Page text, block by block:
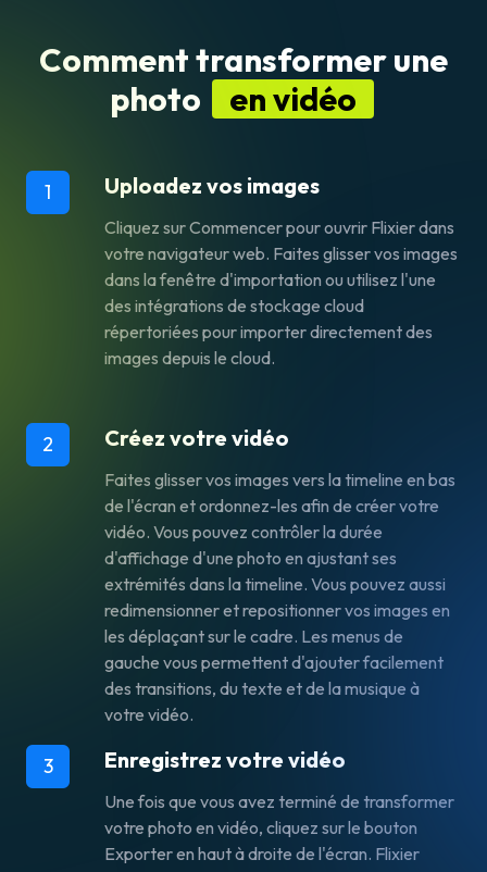
Comment transformer une
photo
en vidéo
1 Uploadez vos images
Cliquez surCommencerpour ouvrir Flixier dans
votre navigateur web. Faites glisser vos images
dans la fenêtre d'importation ou utilisez l'une
des intégrations de stockage cloud
répertoriées pour importer directement des
images depuis le cloud.
2 Créez votre vidéo
Faites glisser vos images vers la timeline en bas
de l'écran et ordonnez-les afin de créer votre
vidéo. Vous pouvez contrôler la durée
d'affichage d'une photo en ajustant ses
extrémités dans la timeline. Vous pouvez aussi
redimensionner et repositionner vos images en
les déplaçant sur le cadre. Les menus de
gauche vous permettent d'ajouter facilement
des transitions, du texte et de la musique à
votre vidéo.
3 Enregistrez votre vidéo
Une fois que vous avez terminé de transformer
votre photo en vidéo, cliquez sur le bouton
Exporteren haut à droite de l'écran. Flixier